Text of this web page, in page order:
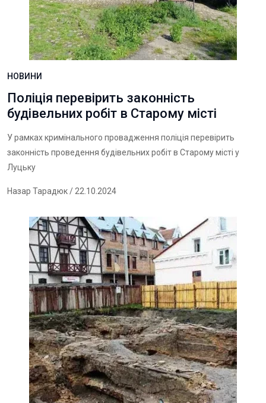
НОВИНИ
Поліція перевірить законність
будівельних робіт в Старому місті
У рамках кримінального провадження поліція перевірить
законність проведення будівельних робіт в Старому місті у
Луцьку
Назар Тарадюк/ 22.10.2024